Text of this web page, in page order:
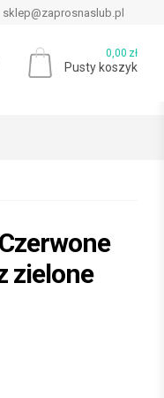
sklep@zaprosnaslub.pl
0,00 zł
Pusty koszyk
zielone